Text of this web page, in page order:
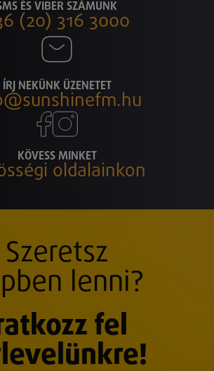
ÉS VIBER SZÁMUNK
(20) 316 3000
ÍRJ NEKÜNK ÜZENETET
KÖVESS MINKET
oldalainkon
Szeretsz
lenni?
fel